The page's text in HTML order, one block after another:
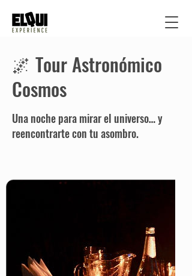
🌌 Tour Astronómico
Cosmos
Una noche para mirar el universo… y
reencontrarte con tu asombro.